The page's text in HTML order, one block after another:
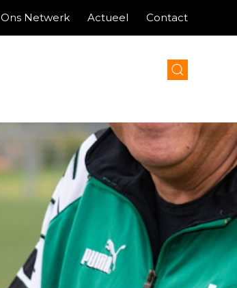
Ons Netwerk Actueel Contact